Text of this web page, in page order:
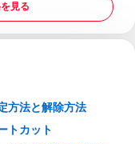
見る
方法と解除方法
トカット